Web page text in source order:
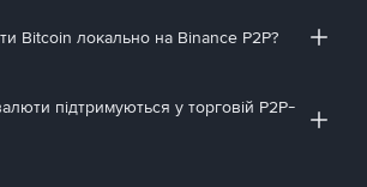
Bitcoin локально на Binance P2P?
підтримуються у торговій P2P-